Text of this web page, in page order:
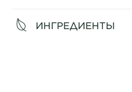
ИНГРЕДИЕНТЫ